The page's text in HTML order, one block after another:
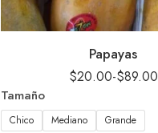
Papayas
$20.00-$89.00
Tamaño
Chico Mediano Grande